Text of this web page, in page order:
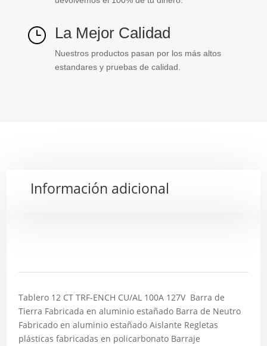
} La Mejor Calidad
Nuestros productos pasan por los más altos
estandares y pruebas de calidad.
Información adicional
Tablero 12 CT TRF-ENCH CU/AL 100A 127V Barra de
Tierra Fabricada en aluminio estañado Barra de Neutro
Fabricado en aluminio estañado Aislante Regletas
plásticas fabricadas en policarbonato Barraje